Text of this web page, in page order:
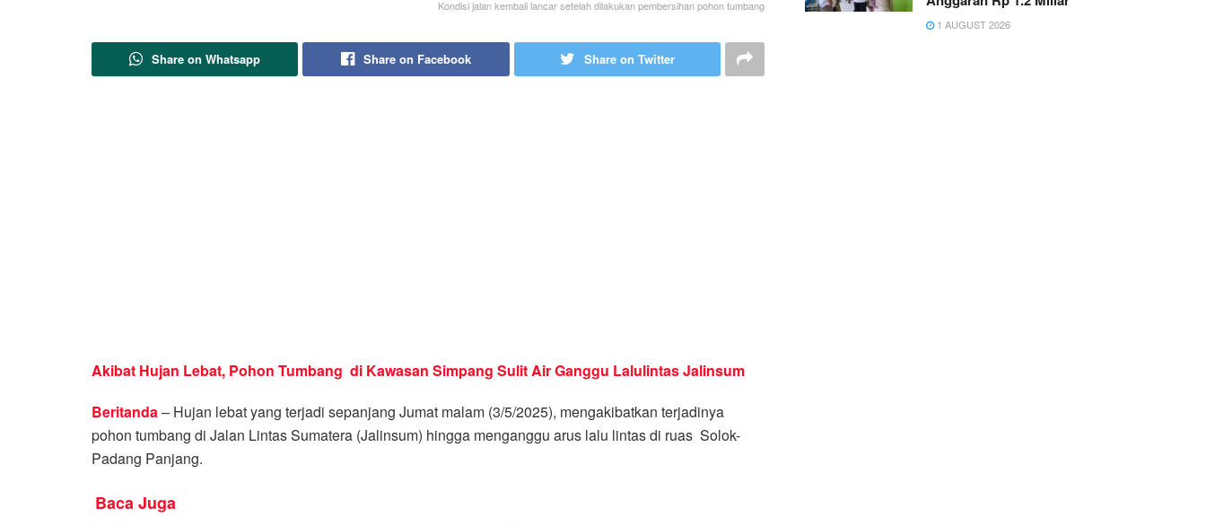
Kondisi jalan kembali lancar setelah dilakukan pembersihan pohon tumbang
Share on Whatsapp Share on Facebook Share on Twitter
Akibat Hujan Lebat, Pohon Tumbang di Kawasan Simpang Sulit Air Ganggu Lalulintas Jalinsum
Beritanda– Hujan lebat yang terjadi sepanjang Jumat malam (3/5/2025), mengakibatkan terjadinya
pohon tumbang di Jalan Lintas Sumatera (Jalinsum) hingga menganggu arus lalu lintas di ruas Solok-
Padang Panjang.
Baca Juga
1 AUGUST 2026